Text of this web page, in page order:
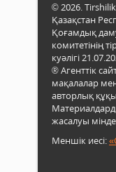
© 2026.
Қазақстан
Қоғамдық
комитетінің
куәлігі
® Агенттік
мақалалар
авторлық
жасалуы
Меншік иесі: